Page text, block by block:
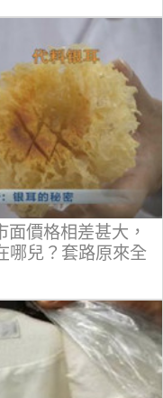
價格相差甚大，
哪兒？套路原來全